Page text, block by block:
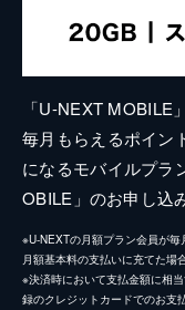
「U-NEXT
毎月もらえるポイン
になるモバイルプラ
OBILE」のお申し込
※U-NEXTの月額プラン会員が
月額基本料の支払いに充てた場合
※決済時において支払金額に相
録のクレジットカードでのお支